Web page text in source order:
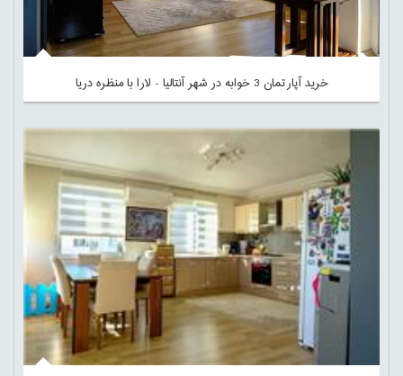
خرید آپارتمان 3 خوابه در شهر آنتالیا - لارا با منظره دریا